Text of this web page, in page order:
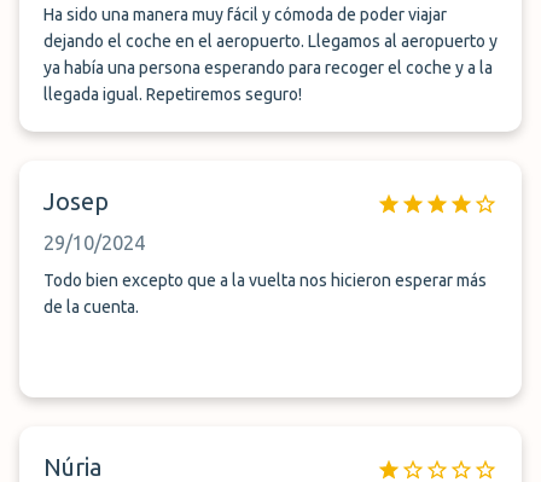
Ha sido una manera muy fácil y cómoda de poder viajar
dejando el coche en el aeropuerto. Llegamos al aeropuerto y
ya había una persona esperando para recoger el coche y a la
llegada igual. Repetiremos seguro!
Josep
29/10/2024
Todo bien excepto que a la vuelta nos hicieron esperar más
de la cuenta.
Núria